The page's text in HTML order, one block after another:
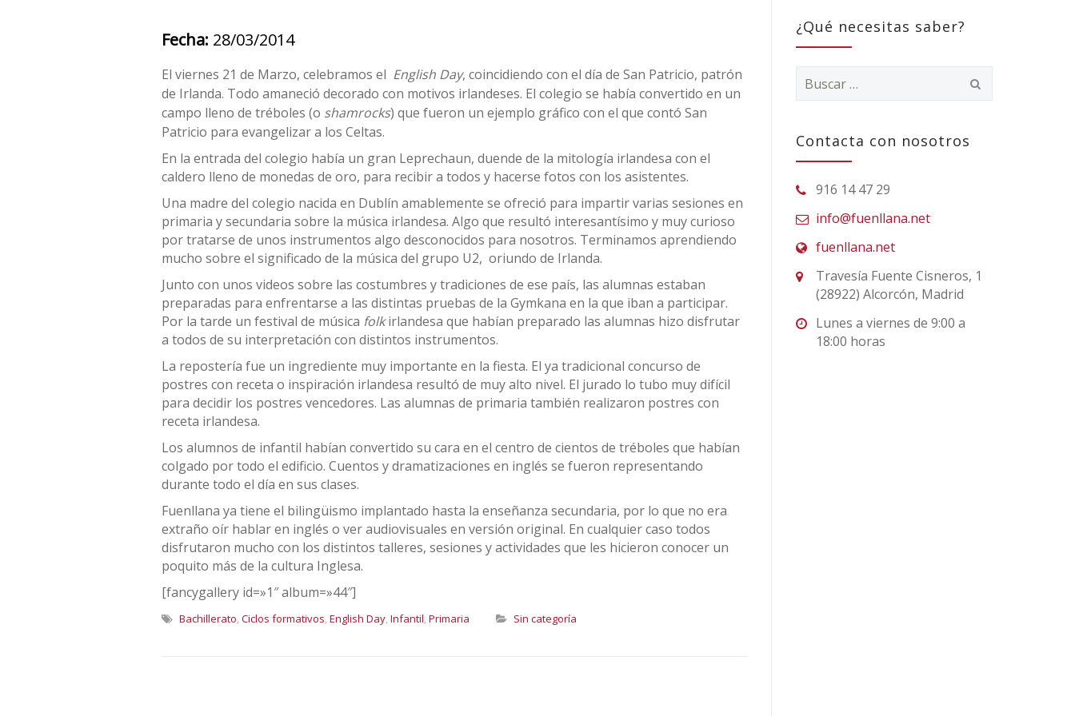
Fecha: 28/03/2014
El viernes 21 de Marzo, celebramos el English Day, coincidiendo con el día de San Patricio, patrón
de Irlanda. Todo amaneció decorado con motivos irlandeses. El colegio se había convertido en un
campo lleno de tréboles (o shamrocks) que fueron un ejemplo gráfico con el que contó San
Patricio para evangelizar a los Celtas.
En la entrada del colegio había un gran Leprechaun, duende de la mitología irlandesa con el
caldero lleno de monedas de oro, para recibir a todos y hacerse fotos con los asistentes.
Una madre del colegio nacida en Dublín amablemente se ofreció para impartir varias sesiones en
primaria y secundaria sobre la música irlandesa. Algo que resultó interesantísimo y muy curioso
por tratarse de unos instrumentos algo desconocidos para nosotros. Terminamos aprendiendo
mucho sobre el significado de la música del grupo U2, oriundo de Irlanda.
Junto con unos videos sobre las costumbres y tradiciones de ese país, las alumnas estaban
preparadas para enfrentarse a las distintas pruebas de la Gymkana en la que iban a participar.
Por la tarde un festival de música folkirlandesa que habían preparado las alumnas hizo disfrutar
a todos de su interpretación con distintos instrumentos.
La repostería fue un ingrediente muy importante en la fiesta. El ya tradicional concurso de
postres con receta o inspiración irlandesa resultó de muy alto nivel. El jurado lo tubo muy difícil
para decidir los postres vencedores. Las alumnas de primaria también realizaron postres con
receta irlandesa.
Los alumnos de infantil habían convertido su cara en el centro de cientos de tréboles que habían
colgado por todo el edificio. Cuentos y dramatizaciones en inglés se fueron representando
durante todo el día en sus clases.
Fuenllana ya tiene el bilingüismo implantado hasta la enseñanza secundaria, por lo que no era
extraño oír hablar en inglés o ver audiovisuales en versión original. En cualquier caso todos
disfrutaron mucho con los distintos talleres, sesiones y actividades que les hicieron conocer un
poquito más de la cultura Inglesa.
[fancygallery id=»1″ album=»44″]
Bachillerato, Ciclos formativos, English Day, Infantil, Primaria Sin categoría
¿Qué necesitas saber?
Contacta con nosotros
916 14 47 29
info@fuenllana.net
fuenllana.net
Travesía Fuente Cisneros, 1
(28922) Alcorcón, Madrid
Lunes a viernes de 9:00 a
18:00 horas